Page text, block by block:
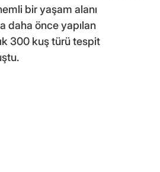
bir yaşam alanı
daha önce yapılan
300 kuş türü tespit